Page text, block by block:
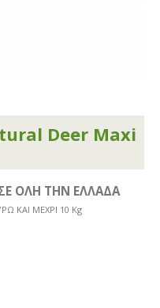
Deer Maxi
ΟΛΗ ΤΗΝ ΕΛΛΑΔΑ
ΚΑΙ ΜΕΧΡΙ 10 Kg